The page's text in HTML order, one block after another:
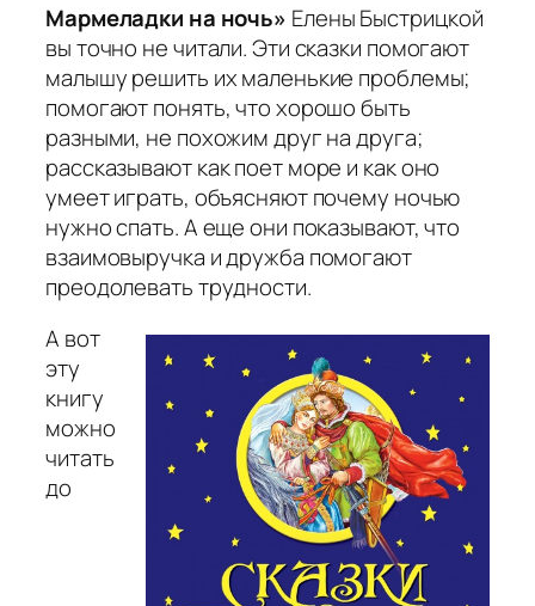
Мармеладки на ночь» Елены Быстрицкой
вы точно не читали. Эти сказки помогают
малышу решить их маленькие проблемы;
помогают понять, что хорошо быть
разными, не похожим друг на друга;
рассказывают как поет море и как оно
умеет играть, объясняют почему ночью
нужно спать. А еще они показывают, что
взаимовыручка и дружба помогают
преодолевать трудности.
А вот
эту
книгу
можно
читать
до